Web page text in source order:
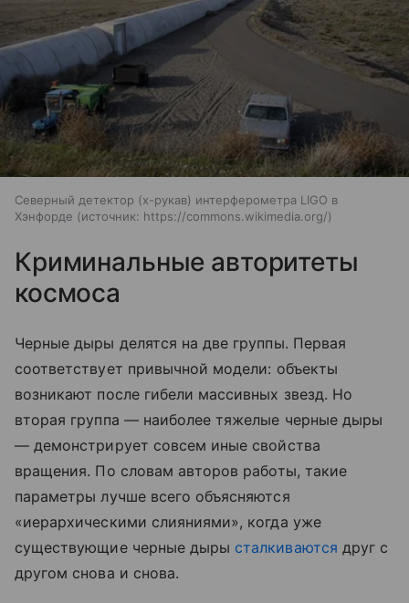
Северный детектор (х-рукав) интерферометра LIGO в
Хэнфорде
источник: https://commons.wikimedia.org/
Криминальные авторитеты
космоса
Черные дыры делятся на две группы. Первая
соответствует привычной модели: объекты
возникают после гибели массивных звезд. Но
вторая группа — наиболее тяжелые черные дыры
— демонстрирует совсем иные свойства
вращения. По словам авторов работы, такие
параметры лучше всего объясняются
«иерархическими слияниями», когда уже
существующие черные дыры сталкиваются друг с
другом снова и снова.